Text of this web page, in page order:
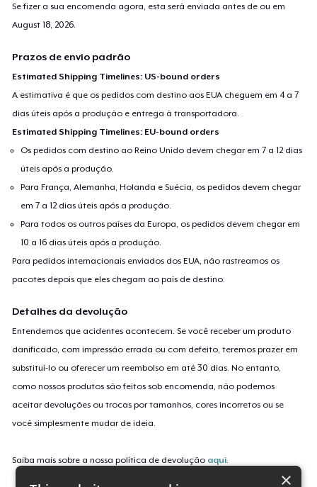
Se fizer a sua encomenda agora, esta será enviada antes de ou em
August 18, 2026.
Prazos de envio padrão
Estimated Shipping Timelines: US-bound orders
A estimativa é que os pedidos com destino aos EUA cheguem em 4 a 7
dias úteis após a produção e entrega à transportadora.
Estimated Shipping Timelines: EU-bound orders
Os pedidos com destino ao Reino Unido devem chegar em 7 a 12 dias
úteis após a produção.
Para França, Alemanha, Holanda e Suécia, os pedidos devem chegar
em 7 a 12 dias úteis após a produção.
Para todos os outros países da Europa, os pedidos devem chegar em
10 a 16 dias úteis após a produção.
Para pedidos internacionais enviados dos EUA, não rastreamos os
pacotes depois que eles chegam ao país de destino.
Detalhes da devolução
Entendemos que acidentes acontecem. Se você receber um produto
danificado, com impressão errada ou com defeito, teremos prazer em
substituí-lo ou oferecer um reembolso em até 30 dias. No entanto,
como nossos produtos são feitos sob encomenda, não podemos
aceitar devoluções ou trocas por tamanhos, cores incorretos ou se
você simplesmente mudar de ideia.
Saiba mais sobre a nossa política de devolução aqui.
×